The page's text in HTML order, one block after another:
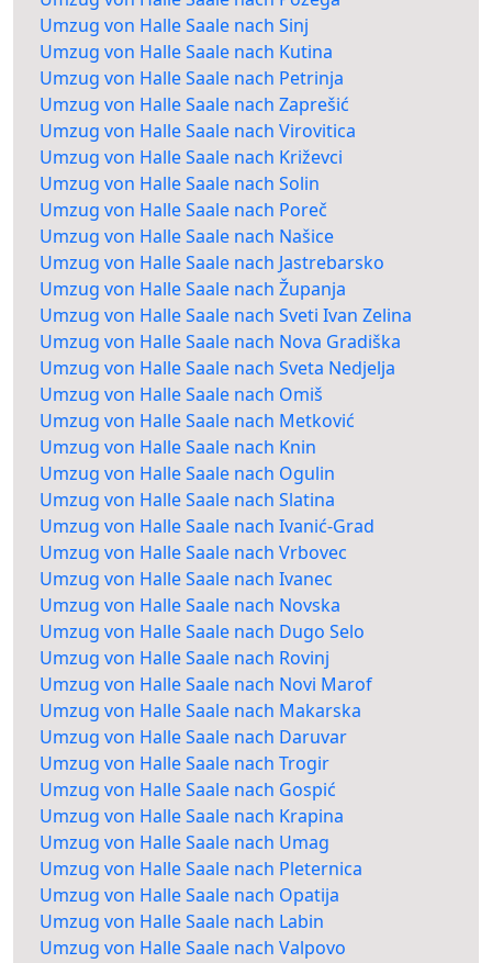
Umzug von Halle Saale nach Sinj
Umzug von Halle Saale nach Kutina
Umzug von Halle Saale nach Petrinja
Umzug von Halle Saale nach Zaprešić
Umzug von Halle Saale nach Virovitica
Umzug von Halle Saale nach Križevci
Umzug von Halle Saale nach Solin
Umzug von Halle Saale nach Poreč
Umzug von Halle Saale nach Našice
Umzug von Halle Saale nach Jastrebarsko
Umzug von Halle Saale nach Županja
Umzug von Halle Saale nach Sveti Ivan Zelina
Umzug von Halle Saale nach Nova Gradiška
Umzug von Halle Saale nach Sveta Nedjelja
Umzug von Halle Saale nach Omiš
Umzug von Halle Saale nach Metković
Umzug von Halle Saale nach Knin
Umzug von Halle Saale nach Ogulin
Umzug von Halle Saale nach Slatina
Umzug von Halle Saale nach Ivanić-Grad
Umzug von Halle Saale nach Vrbovec
Umzug von Halle Saale nach Ivanec
Umzug von Halle Saale nach Novska
Umzug von Halle Saale nach Dugo Selo
Umzug von Halle Saale nach Rovinj
Umzug von Halle Saale nach Novi Marof
Umzug von Halle Saale nach Makarska
Umzug von Halle Saale nach Daruvar
Umzug von Halle Saale nach Trogir
Umzug von Halle Saale nach Gospić
Umzug von Halle Saale nach Krapina
Umzug von Halle Saale nach Umag
Umzug von Halle Saale nach Pleternica
Umzug von Halle Saale nach Opatija
Umzug von Halle Saale nach Labin
Umzug von Halle Saale nach Valpovo